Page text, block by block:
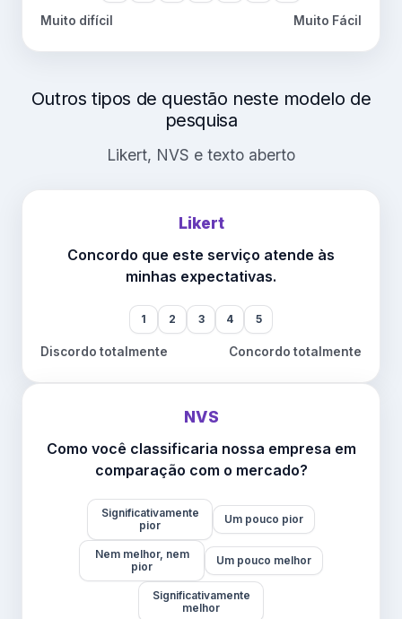
Muito difícil Muito Fácil
Outros tipos de questão neste modelo de
pesquisa
Likert, NVS e texto aberto
Likert
Concordo que este serviço atende às
minhas expectativas.
1 2 3 4 5
Discordo totalmente Concordo totalmente
NVS
Como você classificaria nossa empresa em
comparação com o mercado?
Significativamente
pior
Um pouco pior
Nem melhor, nem
pior
Um pouco melhor
Significativamente
melhor